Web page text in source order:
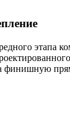
этапа
финишную